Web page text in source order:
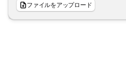
ファイルをアップロード